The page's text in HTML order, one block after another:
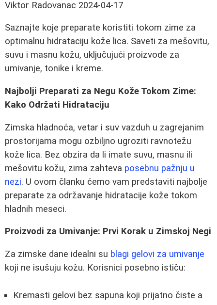
Viktor Radovanac 2024-04-17
Saznajte koje preparate koristiti tokom zime za
optimalnu hidrataciju kože lica. Saveti za mešovitu,
suvu i masnu kožu, uključujući proizvode za
umivanje, tonike i kreme.
Najbolji Preparati za Negu Kože Tokom Zime:
Kako Održati Hidrataciju
Zimska hladnoća, vetar i suv vazduh u zagrejanim
prostorijama mogu ozbiljno ugroziti ravnotežu
kože lica. Bez obzira da li imate suvu, masnu ili
mešovitu kožu, zima zahteva posebnu pažnju u
nezi. U ovom članku ćemo vam predstaviti najbolje
preparate za održavanje hidratacije kože tokom
hladnih meseci.
Proizvodi za Umivanje: Prvi Korak u Zimskoj Negi
Za zimske dane idealni su blagi gelovi za umivanje
koji ne isušuju kožu. Korisnici posebno ističu:
Kremasti gelovi bez sapuna koji prijatno čiste a